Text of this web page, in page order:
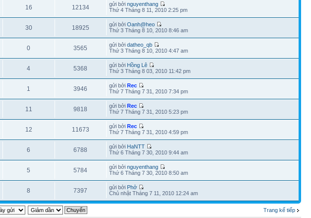
16 12134 gửi bởinguyenthang
Thứ 4 Tháng 8 11, 2010 2:25 pm
30 18925 gửi bởiOanh@heo
Thứ 3 Tháng 8 10, 2010 8:46 am
0 3565 gửi bởidatheo_qb
Thứ 3 Tháng 8 10, 2010 4:47 am
4 5368 gửi bởi Hồng Lê
Thứ 3 Tháng 8 03, 2010 11:42 pm
1 3946 gửi bởiRec
Thứ 7 Tháng 7 31, 2010 7:34 pm
11 9818 gửi bởiRec
Thứ 7 Tháng 7 31, 2010 5:23 pm
12 11673 gửi bởiRec
Thứ 7 Tháng 7 31, 2010 4:59 pm
6 6788 gửi bởi HaNTT
Thứ 6 Tháng 7 30, 2010 9:44 am
5 5784 gửi bởinguyenthang
Thứ 6 Tháng 7 30, 2010 8:50 am
8 7397 gửi bởi Phở
Chủ nhật Tháng 7 11, 2010 12:24 am
Trang kế tiếp